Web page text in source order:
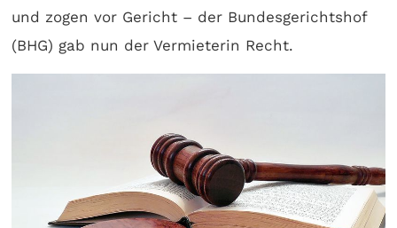
und zogen vor Gericht – der Bundesgerichtshof
(BHG) gab nun der Vermieterin Recht.